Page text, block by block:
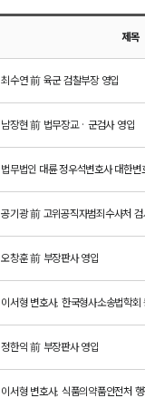
글로벌 파트너 로펌
통합검색
AI대륜
업무사례
주요 업무사례
사례분석/최신동향
법률정보
법률지식인
고객후기
업무분야
건설부 업무
전체
제목
최수연 前 육군 검찰부장 영입
남장현 前 법무장교 · 군검사 영입
공기광 前 고위공직자범죄수사처 검
오창훈 前 부장판사 영입
정한익 前 부장판사 영입